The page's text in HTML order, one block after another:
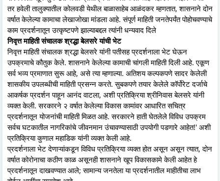
तर हवेली तालुक्यातील कोलवडी येथील बाळासाहेब आळंदकर म्हणतात, शासनाने दोन
वर्षात केलेल्या कामाचा लेखाजोखा मांडला आहे. संपूर्ण माहिती जनतेपर्यंत पोहोचवण्याचे
काम प्रदर्शनातून उत्कृष्टपणे झाल्याबद्दल त्यांनी धन्यवाद दिले
निवृत्त माहिती संचालक श्रद्धा बेलसरे यांची भेट
निवृत्त माहिती संचालक श्रद्धा बेलसरे यांनी पतीसह प्रदर्शनाला भेट घेऊन
उपक्रमाचे कौतुक केले. शासनाने केलेल्या कामाची चांगली माहिती दिली आहे. एकूण
सर्व भव्य प्रमाणात सुरू आहे, असे त्या म्हणाल्या. अतिशय कल्पकपणे सादर केलेली
शासकीय उपलब्धीची माहिती प्रसन्न करते. सुबकपणे तयार केलेले कॉर्पोरेट दर्जाचे
आकर्षक प्रदर्शन पाहून आनंद वाटला, अशी प्रतिक्रिया श्रीनिवास बेलसरे यांनी
व्यक्त केली. सरकारने २ वर्षात केलेल्या विकास कामांवर आधारित सचित्र
प्रदर्शनातून योजनांची माहिती मिळत आहे. सरकारने हाती घेतलेले विविध उपक्रम
सर्वच घटकातील नागरिकांचे जीवनमान उंचावण्यासाठी उपयोगी पडणारे आहेत!' अशी
प्रतिक्रिया कुणाल महाडिक यांनी व्यक्त केली आहे.
प्रदर्शनाला भेट देणाऱ्यांकडून विविध प्रतिक्रिया व्यक्त होत असून असून त्यात, दोन
वर्षात कोरोनाचा कठीण काळ असूनही शासनाने खूप विकासकामे केली आहेत हे
प्रदर्शनातून दाखवण्यात आले; सामान्य जनतेला या प्रदर्शनातील माहीतीचा लाभ